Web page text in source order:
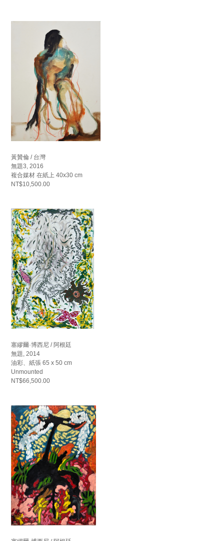
黃贊倫 / 台灣
無題3, 2016
複合媒材 在紙上 40x30 cm
NT$10,500.00
塞繆爾·博西尼 / 阿根廷
無題, 2014
油彩、紙張 65 x 50 cm
Unmounted
NT$66,500.00